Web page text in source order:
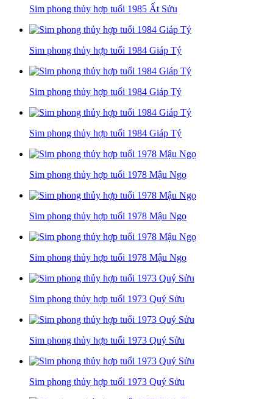
Sim phong thủy hợp tuổi 1985 Ất Sửu
Sim phong thủy hợp tuổi 1984 Giáp Tý
Sim phong thủy hợp tuổi 1984 Giáp Tý
Sim phong thủy hợp tuổi 1984 Giáp Tý
Sim phong thủy hợp tuổi 1978 Mậu Ngọ
Sim phong thủy hợp tuổi 1978 Mậu Ngọ
Sim phong thủy hợp tuổi 1978 Mậu Ngọ
Sim phong thủy hợp tuổi 1973 Quý Sửu
Sim phong thủy hợp tuổi 1973 Quý Sửu
Sim phong thủy hợp tuổi 1973 Quý Sửu